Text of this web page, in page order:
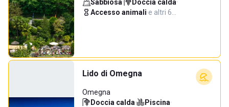
Sabbiosa· Doccia calda·
Accesso animali·e altri 6…
Lido di Omegna
Omegna
Doccia calda· Piscina·